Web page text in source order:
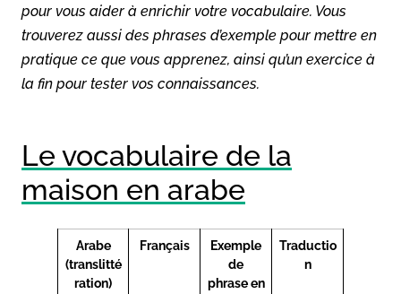
pour vous aider à enrichir votre vocabulaire. Vous
trouverez aussi des phrases d’exemple pour mettre en
pratique ce que vous apprenez, ainsi qu’un exercice à
la fin pour tester vos connaissances.
Le vocabulaire de la
maison en arabe
Arabe
(translitté
ration)
Français
Exemple
de
phrase en
Traductio
n